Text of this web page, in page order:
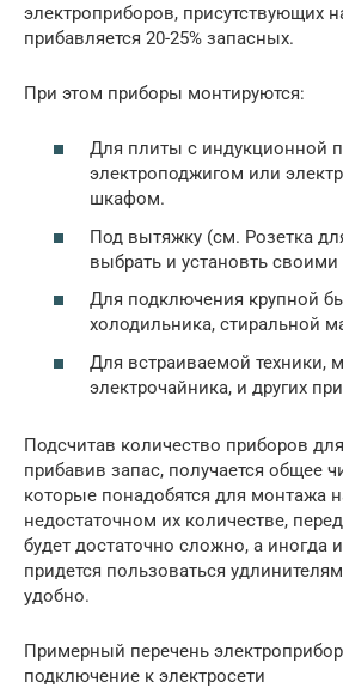
электроприборов, присутствующих
прибавляется 20-25% запасных.
При этом приборы монтируются:
Для плиты с индукционной
электроподжигом или
шкафом.
Под вытяжку (см. Розетка
выбрать и установть своими
Для подключения крупной
холодильника, стиральной
Для встраиваемой техники,
электрочайника, и других
Подсчитав количество приборов
прибавив запас, получается общее
которые понадобятся для монтажа
недостаточном их количестве,
будет достаточно сложно, а иногда
придется пользоваться
удобно.
Примерный перечень
подключение к электросети